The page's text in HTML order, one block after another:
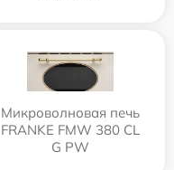
Микроволновая печь
FRANKE FMW 380 CL
G PW